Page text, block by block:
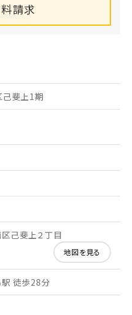
請求
己斐上1期
己斐上２丁目
地図を見る
徒歩28分